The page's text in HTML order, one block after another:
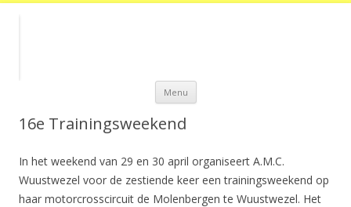
Menu Spring
de
16e Trainingsweekend
In het weekend van 29 en 30 april organiseert A.M.C.
Wuustwezel voor de zestiende keer een trainingsweekend op
haar motorcrosscircuit de Molenbergen te Wuustwezel. Het